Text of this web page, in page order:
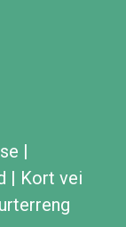
|
| Kort vei